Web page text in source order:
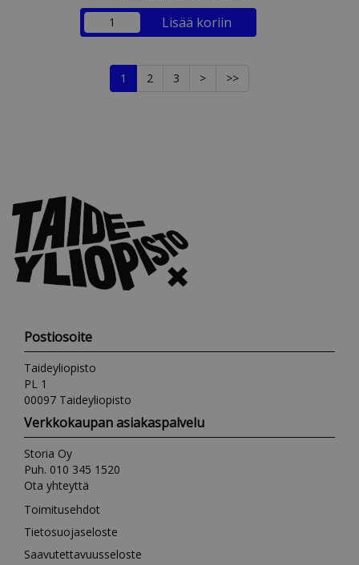
Lisää koriin
1 2 3 > >>
Postiosoite
Taideyliopisto
PL 1
00097 Taideyliopisto
Verkkokaupan asiakaspalvelu
Storia Oy
Puh. 010 345 1520
Ota yhteyttä
Toimitusehdot
Tietosuojaseloste
Saavutettavuusseloste